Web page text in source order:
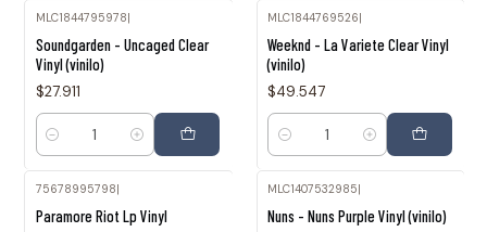
MLC1844795978
Soundgarden - Uncaged Clear
Vinyl (vinilo)
$27.911
Cantidad
MLC1844769526
Weeknd - La Variete Clear Vinyl
(vinilo)
$49.547
Cantidad
75678995798|
Paramore Riot Lp Vinyl
MLC1407532985|
Nuns - Nuns Purple Vinyl (vinilo)